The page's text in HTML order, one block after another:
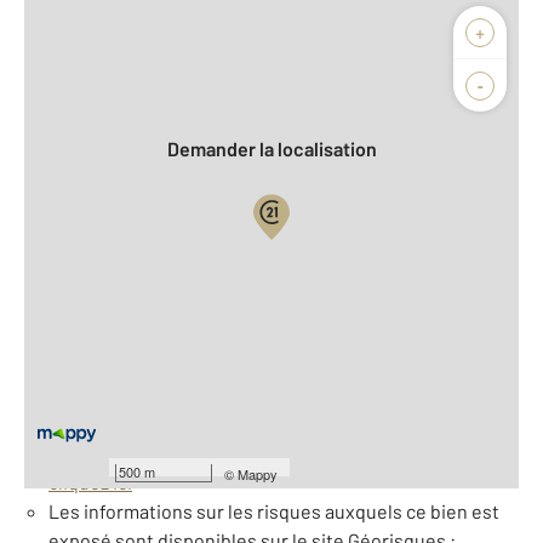
+
-
500 m ©Mappy
Biens vendus
Demander la localisation
Barèmes d'honoraires de l'agence
cliquez ici
Les informations sur les risques auxquels ce bien est